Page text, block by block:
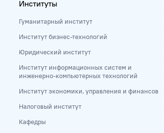
Институты
Гуманитарный институт
Институт бизнес-технологий
Юридический институт
Институт информационных систем и
инженерно-компьютерных технологий
Институт экономики, управления и финансов
Налоговый институт
Кафедры